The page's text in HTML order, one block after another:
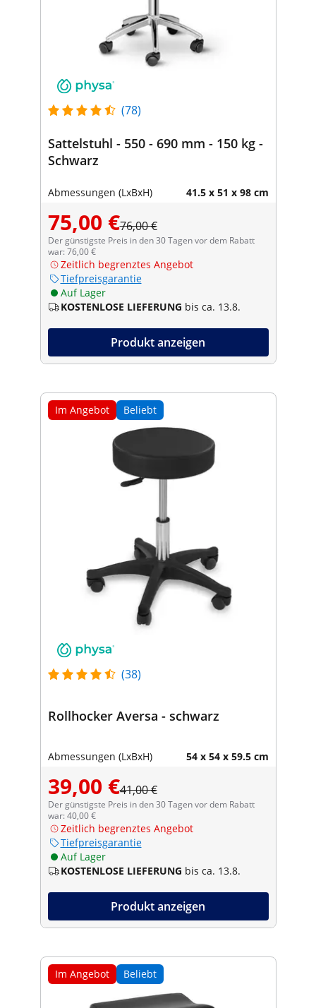
(78)
Sattelstuhl - 550 - 690 mm - 150 kg -
Schwarz
Abmessungen (LxBxH) 41.5 x 51 x 98 cm
75,00 €76,00 €
Der günstigste Preis in den 30 Tagen vor dem Rabatt
war: 76,00 €
Zeitlich begrenztes Angebot
Tiefpreisgarantie
Auf Lager
KOSTENLOSE LIEFERUNG bis ca. 13.8.
Produkt anzeigen
Im Angebot Beliebt
(38)
Rollhocker Aversa - schwarz
Abmessungen (LxBxH) 54 x 54 x 59.5 cm
39,00 €41,00 €
Der günstigste Preis in den 30 Tagen vor dem Rabatt
war: 40,00 €
Zeitlich begrenztes Angebot
Tiefpreisgarantie
Auf Lager
KOSTENLOSE LIEFERUNG bis ca. 13.8.
Produkt anzeigen
Im Angebot Beliebt